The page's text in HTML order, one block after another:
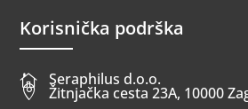
Korisnička podrška
 Seraphilus d.o.o.
 Žitnjačka cesta 23A, 10000